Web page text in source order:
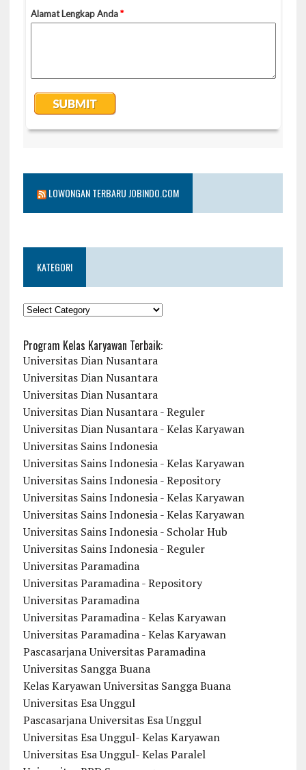
LOWONGAN TERBARU JOBINDO.COM
KATEGORI
KATEGORI
Program Kelas Karyawan Terbaik:
Universitas Dian Nusantara
Universitas Dian Nusantara
Universitas Dian Nusantara
Universitas Dian Nusantara - Reguler
Universitas Dian Nusantara - Kelas Karyawan
Universitas Sains Indonesia
Universitas Sains Indonesia - Kelas Karyawan
Universitas Sains Indonesia - Repository
Universitas Sains Indonesia - Kelas Karyawan
Universitas Sains Indonesia - Kelas Karyawan
Universitas Sains Indonesia - Scholar Hub
Universitas Sains Indonesia - Reguler
Universitas Paramadina
Universitas Paramadina - Repository
Universitas Paramadina
Universitas Paramadina - Kelas Karyawan
Universitas Paramadina - Kelas Karyawan
Pascasarjana Universitas Paramadina
Universitas Sangga Buana
Kelas Karyawan Universitas Sangga Buana
Universitas Esa Unggul
Pascasarjana Universitas Esa Unggul
Universitas Esa Unggul- Kelas Karyawan
Universitas Esa Unggul- Kelas Paralel